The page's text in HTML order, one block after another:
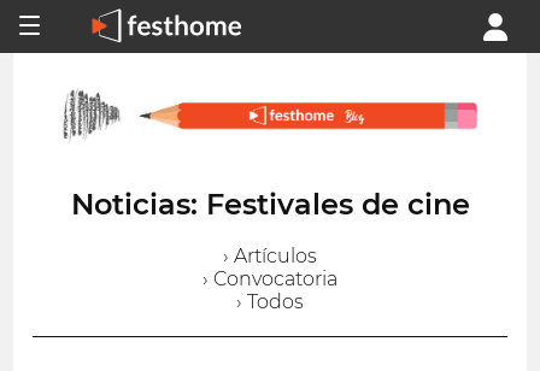
Noticias: Festivales de cine
› Artículos
› Convocatoria
› Todos